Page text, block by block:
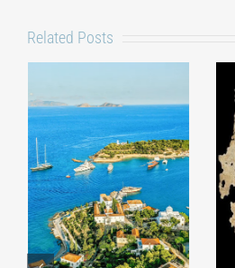
Related Posts